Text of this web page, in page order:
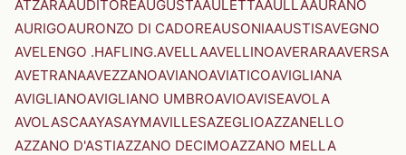
ATZARAAUDITOREAUGUSTAAULETTAAULLAAURANO
AURIGOAURONZO DI CADOREAUSONIAAUSTISAVEGNO
AVELENGO .HAFLING.AVELLAAVELLINOAVERARAAVERSA
AVETRANAAVEZZANOAVIANOAVIATICOAVIGLIANA
AVIGLIANOAVIGLIANO UMBROAVIOAVISEAVOLA
AVOLASCAAYASAYMAVILLESAZEGLIOAZZANELLO
AZZANO D'ASTIAZZANO DECIMOAZZANO MELLA